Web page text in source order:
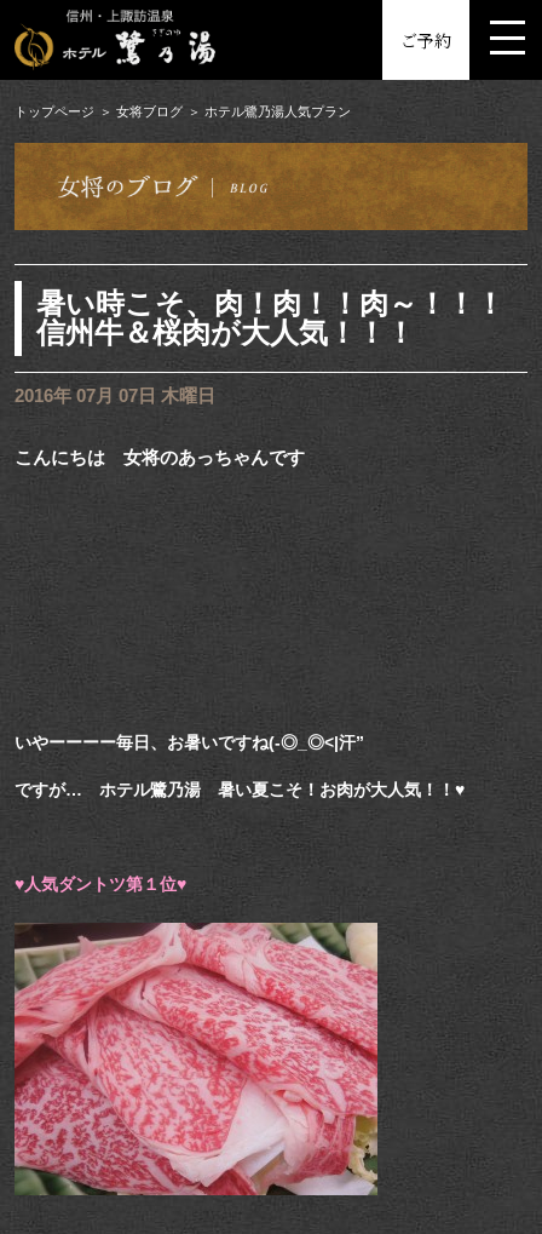
ご予約
トップページ 女将ブログ ホテル鷺乃湯人気プラン
暑い時こそ、肉！肉！！肉～！！！
信州牛＆桜肉が大人気！！！
2016年 07月 07日 木曜日
こんにちは 女将のあっちゃんです
いやーーーー毎日、お暑いですね(-◎_◎<|汗”
ですが… ホテル鷺乃湯 暑い夏こそ！お肉が大人気！！♥
♥人気ダントツ第１位♥